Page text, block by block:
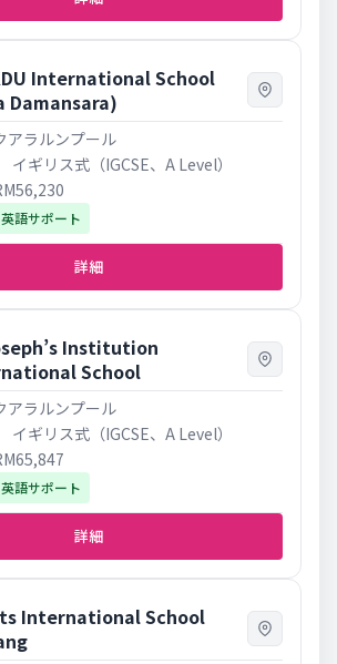
International School
Damansara)
アラルンプール
イギリス式（IGCSE、A Level）
英語サポート
詳細
Institution
School
アラルンプール
イギリス式（IGCSE、A Level）
英語サポート
詳細
International School